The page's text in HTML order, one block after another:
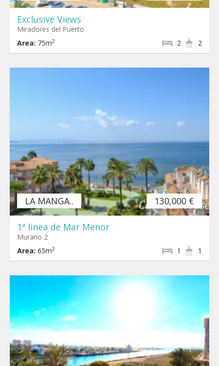
Exclusive Views
Miradores del Puerto
Area: 75m2 2
2
LA MANGA.. 130,000 €
1ª linea de Mar Menor
Murano 2
Area: 65m2 1
1